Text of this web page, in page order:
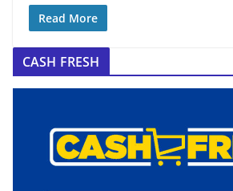
Read More
CASH FRESH